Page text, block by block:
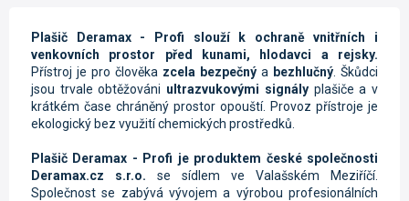
Plašič Deramax - Profi
slouží k ochraně vnitřních i
venkovních prostor před kunami, hlodavci a rejsky.
Přístroj je pro člověka zcela bezpečný a bezhlučný . Škůdci
jsou trvale obtěžováni ultrazvukovými signályplašiče a v
krátkém čase chráněný prostor opouští. Provoz přístroje je
ekologický bez využití chemických prostředků.
Plašič Deramax - Profi je produktem české společnosti
Deramax.cz s.r.o. se sídlem ve Valašském Meziříčí.
Společnost se zabývá vývojem a výrobou profesionálních